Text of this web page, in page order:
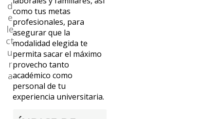
d
e
le
ct
u
r
a
como tus metas
profesionales, para
asegurar que la
modalidad elegida te
permita sacar el máximo
provecho tanto
académico como
personal de tu
experiencia universitaria.